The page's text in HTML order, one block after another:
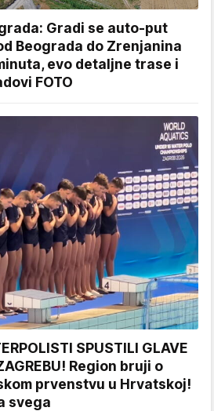
Gradi se auto-put
Beograda do Zrenjanina
evo detaljne trase i
FOTO
SPUSTILI GLAVE
Region bruji o
prvenstvu u Hrvatskoj!
svega